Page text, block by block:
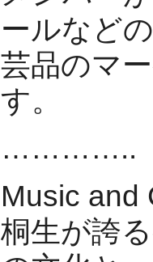
ールなど
芸品のマ
す。
…………..
Music and
桐生が誇